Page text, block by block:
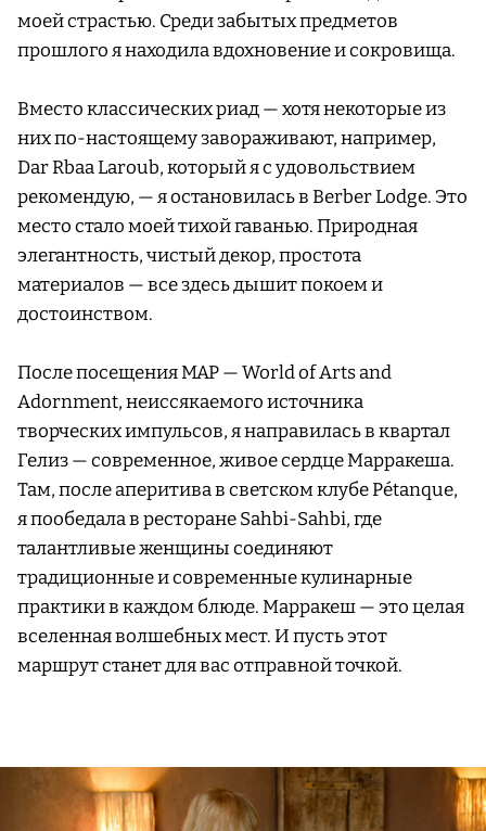
моей страстью. Среди забытых предметов
прошлого я находила вдохновение и сокровища.
Вместо классических риад — хотя некоторые из
них по-настоящему завораживают, например,
Dar Rbaa Laroub, который я с удовольствием
рекомендую, — я остановилась в Berber Lodge. Это
место стало моей тихой гаванью. Природная
элегантность, чистый декор, простота
материалов — все здесь дышит покоем и
достоинством.
После посещения MAP — World of Arts and
Adornment, неиссякаемого источника
творческих импульсов, я направилась в квартал
Гелиз — современное, живое сердце Марракеша.
Там, после аперитива в светском клубе Pétanque,
я пообедала в ресторане Sahbi-Sahbi, где
талантливые женщины соединяют
традиционные и современные кулинарные
практики в каждом блюде. Марракеш — это целая
вселенная волшебных мест. И пусть этот
маршрут станет для вас отправной точкой.